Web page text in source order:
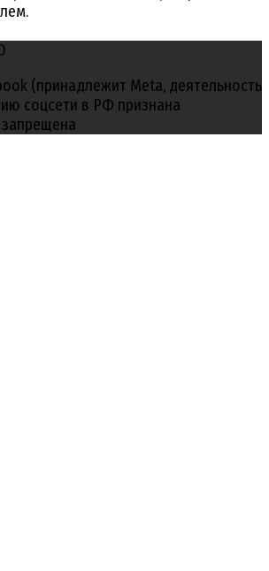
(принадлежит Meta, деятельность
соцсети в РФ признана
запрещена